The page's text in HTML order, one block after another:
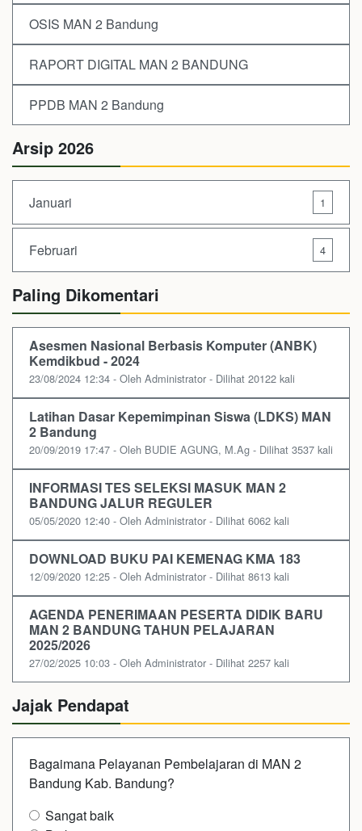
OSIS MAN 2 Bandung
RAPORT DIGITAL MAN 2 BANDUNG
PPDB MAN 2 Bandung
Arsip 2026
Januari 1
Februari 4
Paling Dikomentari
Asesmen Nasional Berbasis Komputer (ANBK)
Kemdikbud - 2024
23/08/2024 12:34 - Oleh Administrator - Dilihat 20122 kali
Latihan Dasar Kepemimpinan Siswa (LDKS) MAN
2 Bandung
20/09/2019 17:47 - Oleh BUDIE AGUNG, M.Ag - Dilihat 3537 kali
INFORMASI TES SELEKSI MASUK MAN 2
BANDUNG JALUR REGULER
05/05/2020 12:40 - Oleh Administrator - Dilihat 6062 kali
DOWNLOAD BUKU PAI KEMENAG KMA 183
12/09/2020 12:25 - Oleh Administrator - Dilihat 8613 kali
AGENDA PENERIMAAN PESERTA DIDIK BARU
MAN 2 BANDUNG TAHUN PELAJARAN
2025/2026
27/02/2025 10:03 - Oleh Administrator - Dilihat 2257 kali
Jajak Pendapat
Bagaimana Pelayanan Pembelajaran di MAN 2
Bandung Kab. Bandung?
Sangat baik